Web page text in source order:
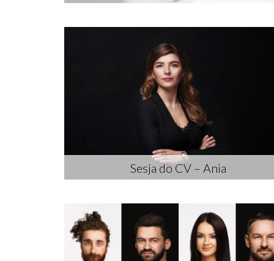
Sesja do CV – Ania